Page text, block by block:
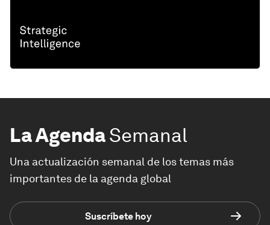
La AgendaSemanal
Una actualización semanal de los temas más
importantes de la agenda global
Suscríbete hoy